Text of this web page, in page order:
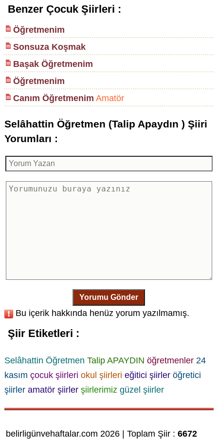
Benzer Çocuk Şiirleri :
Öğretmenim
Sonsuza Koşmak
Başak Öğretmenim
Öğretmenim
Canım Öğretmenim Amatör
Selâhattin Öğretmen (Talip Apaydın ) Şiiri
Yorumları :
Yorumu Gönder
Bu içerik hakkında henüz yorum yazılmamış.
Şiir Etiketleri :
Selâhattin Öğretmen Talip APAYDIN öğretmenler 24
kasım çocuk şiirleri okul şiirleri eğitici şiirler öğretici
şiirler amatör şiirler şiirlerimiz güzel şiirler
belirligünvehaftalar.com 2026 | Toplam Şiir :6672